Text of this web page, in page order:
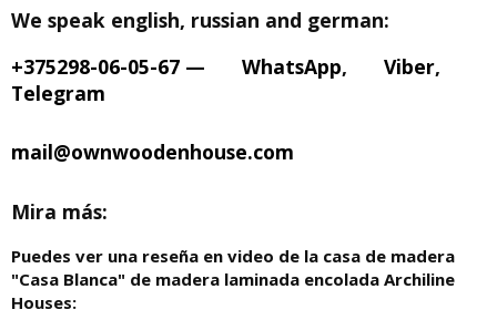
We speak english, russian and german:
+375298-06-05-67 — WhatsApp, Viber,
Telegram
mail@ownwoodenhouse.com
Mira más:
Puedes ver una reseña en video de la casa de madera
"Casa Blanca" de madera laminada encolada Archiline
Houses: